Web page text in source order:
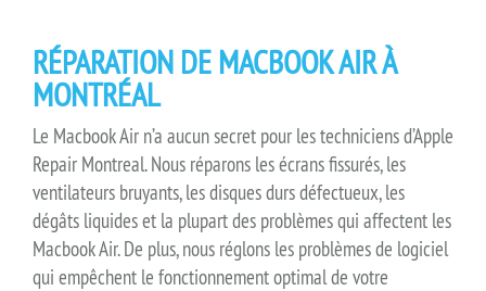
RÉPARATION DE MACBOOK AIR À
MONTRÉAL
Le Macbook Air n’a aucun secret pour les techniciens d’Apple
Repair Montreal. Nous réparons les écrans fissurés, les
ventilateurs bruyants, les disques durs défectueux, les
dégâts liquides et la plupart des problèmes qui affectent les
Macbook Air. De plus, nous réglons les problèmes de logiciel
qui empêchent le fonctionnement optimal de votre